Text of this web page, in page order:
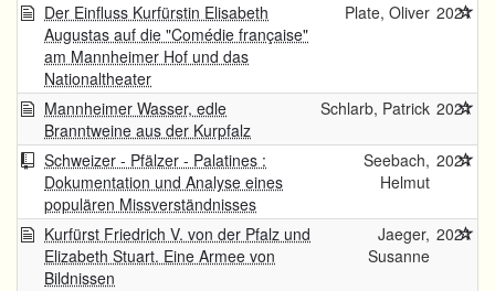
Der Einfluss Kurfürstin Elisabeth
Augustas auf die "Comédie française"
am Mannheimer Hof und das
Nationaltheater
Plate, Oliver 2021
Mannheimer Wasser, edle
Branntweine aus der Kurpfalz
Schlarb, Patrick 2021
Schweizer - Pfälzer - Palatines :
Dokumentation und Analyse eines
populären Missverständnisses
Seebach,
Helmut
2021
Kurfürst Friedrich V. von der Pfalz und
Elizabeth Stuart. Eine Armee von
Bildnissen
Jaeger,
Susanne
2021